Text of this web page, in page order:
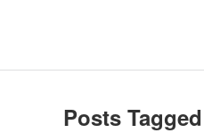
Posts